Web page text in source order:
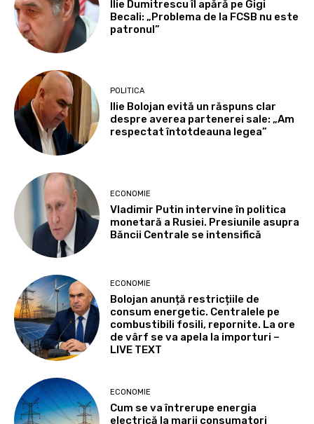
Ilie Dumitrescu îl apără pe Gigi
Becali: „Problema de la FCSB nu este
patronul”
POLITICA
Ilie Bolojan evită un răspuns clar
despre averea partenerei sale: „Am
respectat întotdeauna legea”
ECONOMIE
Vladimir Putin intervine în politica
monetară a Rusiei. Presiunile asupra
Băncii Centrale se intensifică
ECONOMIE
Bolojan anunță restricțiile de
consum energetic. Centralele pe
combustibili fosili, repornite. La ore
de vârf se va apela la importuri –
LIVE TEXT
ECONOMIE
Cum se va întrerupe energia
electrică la marii consumatori